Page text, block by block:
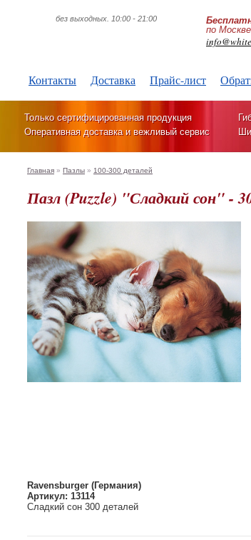
Контакты Доставка Прайс-лист
без выходных. 10:00 - 21:00
по
Только сертифицированная продукция
Оперативная доставка и вежливый сервис
Главная » Пазлы » 100-300 деталей
Пазл (Puzzle) "Сладкий сон" -
Ravensburger (Германия)
Артикул: 13114
Сладкий сон 300 деталей